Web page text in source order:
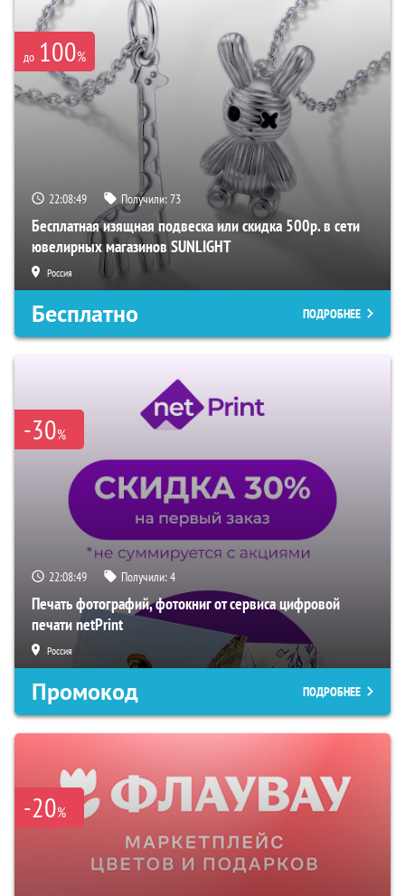
до 100%
22:08:48 Получили:73
Бесплатная изящная подвеска или скидка 500р. в сети
ювелирных магазинов SUNLIGHT
Россия
Бесплатно ПОДРОБНЕЕ
-30%
22:08:48 Получили:4
Печать фотографий, фотокниг от сервиса цифровой
печати netPrint
Россия
Промокод ПОДРОБНЕЕ
-20%